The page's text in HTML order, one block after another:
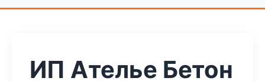
ИП Ателье Бетон